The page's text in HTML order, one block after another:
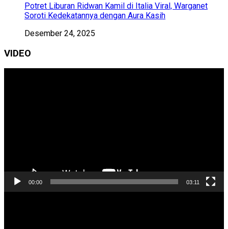
Potret Liburan Ridwan Kamil di Italia Viral, Warganet
Soroti Kedekatannya dengan Aura Kasih
Desember 24, 2025
VIDEO
00:00 03:11